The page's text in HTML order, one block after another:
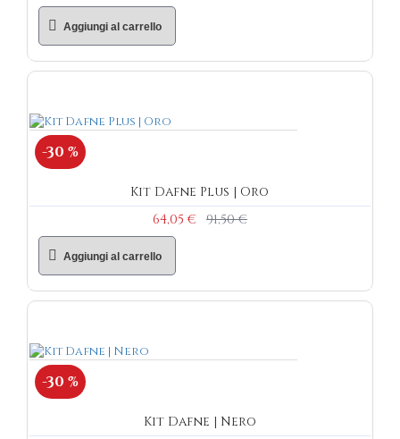
Aggiungi al carrello
-30 %
Kit Dafne Plus | Oro
64,05 €
91,50 €
Aggiungi al carrello
-30 %
Kit Dafne | Nero